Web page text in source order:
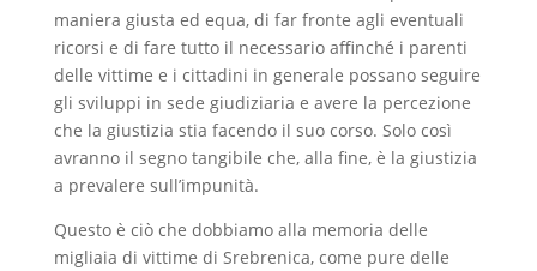
maniera giusta ed equa, di far fronte agli eventuali
ricorsi e di fare tutto il necessario affinché i parenti
delle vittime e i cittadini in generale possano seguire
gli sviluppi in sede giudiziaria e avere la percezione
che la giustizia stia facendo il suo corso. Solo così
avranno il segno tangibile che, alla fine, è la giustizia
a prevalere sull’impunità.
Questo è ciò che dobbiamo alla memoria delle
migliaia di vittime di Srebrenica, come pure delle